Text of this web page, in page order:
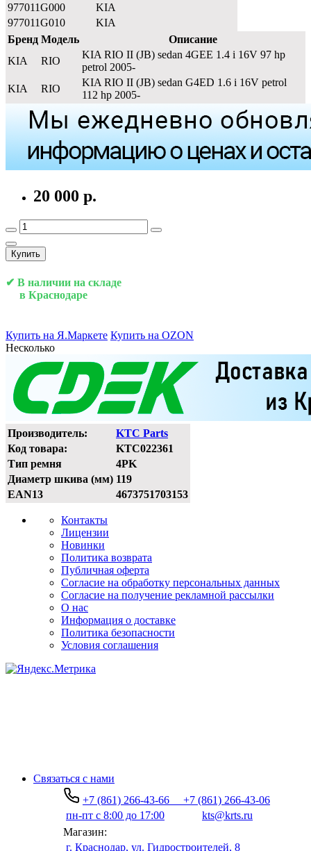
977011G000
KIA
977011G010
KIA
Бренд Модель
Описание
KIA
RIO
KIA RIO II (JB) sedan 4GEE 1.4 i 16V 97 hp
petrol 2005-
KIA
RIO
KIA RIO II (JB) sedan G4ED 1.6 i 16V petrol
112 hp 2005-
20 000 р.
Купить
✔ В наличии на складе
в Краснодаре
Купить на Я.Маркете Купить на OZON
Несколько
Производитель:
KTC Parts
Код товара:
KTC022361
Тип ремня
4PK
Диаметр шкива (мм) 119
EAN13
4673751703153
Контакты
Лицензии
Новинки
Политика возврата
Публичная оферта
Согласие на обработку персональных данных
Согласие на получение рекламной рассылки
О нас
Информация о доставке
Политика безопасности
Условия соглашения
Связаться с нами
+7 (861) 266-43-66
+7 (861) 266-43-06
пн-пт с 8:00 до 17:00
kts@krts.ru
Магазин:
г. Краснодар, ул. Гидростроителей, 8